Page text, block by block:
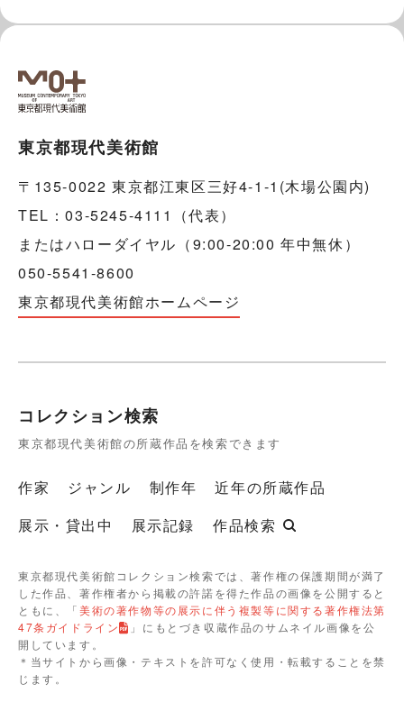
東京都現代美術館
〒135-0022 東京都江東区三好4-1-1(木場公園内)
TEL：03-5245-4111（代表）
またはハローダイヤル（9:00-20:00 年中無休）
050-5541-8600
東京都現代美術館ホームページ
コレクション検索
東京都現代美術館の所蔵作品を検索できます
作家 ジャンル 制作年
近年の所蔵作品
展示・貸出中
展示記録 作品検索
東京都現代美術館コレクション検索では、著作権の保護期間が満了
した作品、著作権者から掲載の許諾を得た作品の画像を公開すると
ともに、「美術の著作物等の展示に伴う複製等に関する著作権法第
47条ガイドライン
」にもとづき収蔵作品のサムネイル画像を公
開しています。
＊当サイトから画像・テキストを許可なく使用・転載することを禁
じます。